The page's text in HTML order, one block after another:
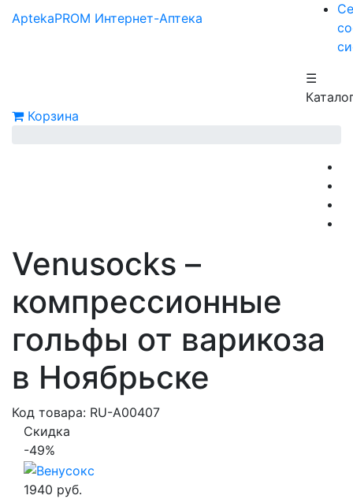
AptekaPROM Интернет-Аптека
☰
Корзина
Venusocks –
компрессионные
гольфы от варикоза
в Ноябрьске
Код товара: RU-A00407
Скидка
-49%
1940 руб.